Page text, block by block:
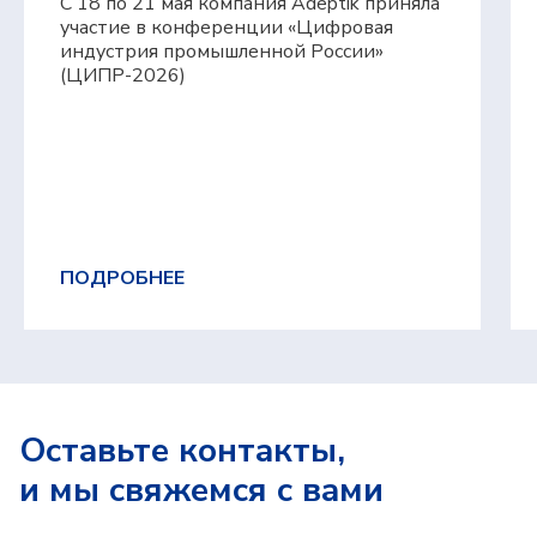
участие в конференции «Цифровая
индустрия промышленной России»
(ЦИПР-2026)
ПОДРОБНЕЕ
Оставьте контакты,
и мы свяжемся с вами
Adeptik APS
О компании
Контакты
+7 (495) 241-02-76
expert@adeptik.com